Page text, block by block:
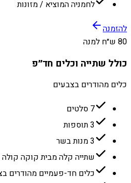
לחמניה המוציא / מזונות
להזמנה
80 ש״ח למנה
כולל שתייה וכלים חד״פ
כלים מהודרים בצבעים
7 סלטים
3 תוספות
3 מנות בשר
שתייה קלה מבית קוקה קולה
כלים חד-פעמיים מהודרים